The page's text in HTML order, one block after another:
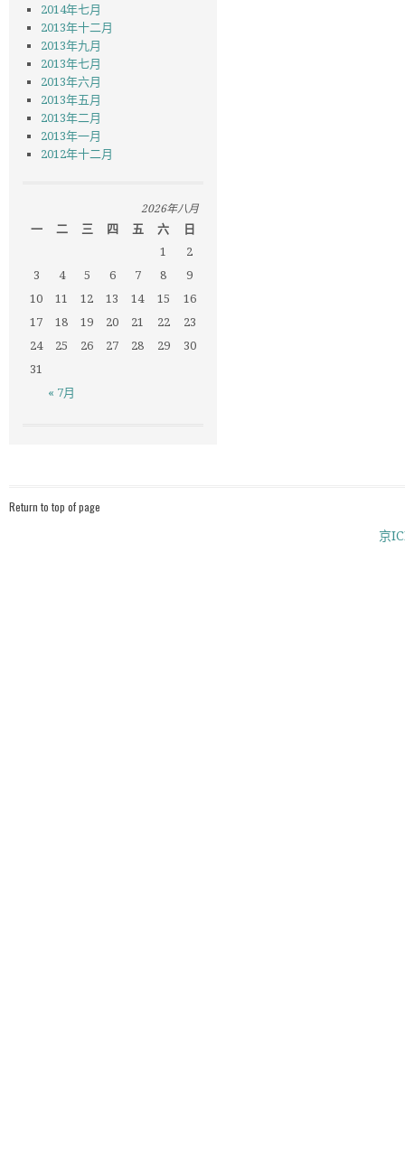
2014年七月
2013年十二月
2013年九月
2013年七月
2013年六月
2013年五月
2013年二月
2013年一月
2012年十二月
2026年八月
一 二 三 四 五 六 日
« 7月
1
2
3
4 5 6 7 8
9
10
11 12 13 14 15
16
17
18 19 20 21 22
23
24
25 26 27 28 29
30
31
Return to top of page
京